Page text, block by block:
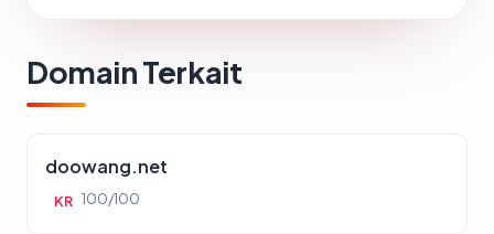
Domain Terkait
doowang.net
KR 100/100